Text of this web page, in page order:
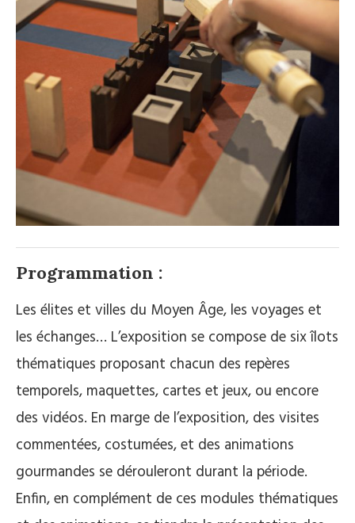
Programmation :
Les élites et villes du Moyen Âge, les voyages et
les échanges… L’exposition se compose de six îlots
thématiques proposant chacun des repères
temporels, maquettes, cartes et jeux, ou encore
des vidéos. En marge de l’exposition, des visites
commentées, costumées, et des animations
gourmandes se dérouleront durant la période.
Enfin, en complément de ces modules thématiques